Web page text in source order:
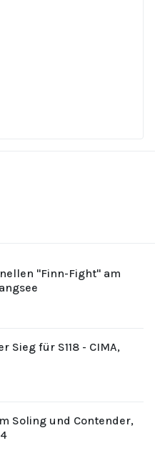
"Finn-Fight" am
Sieg für S118 - CIMA,
Soling und Contender,